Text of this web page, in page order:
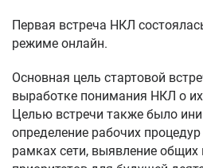
Первая встреча НКЛ
режиме онлайн.
Основная цель стартовой
выработке понимания НКЛ о
Целью встречи также было
определение рабочих
рамках сети, выявление общих